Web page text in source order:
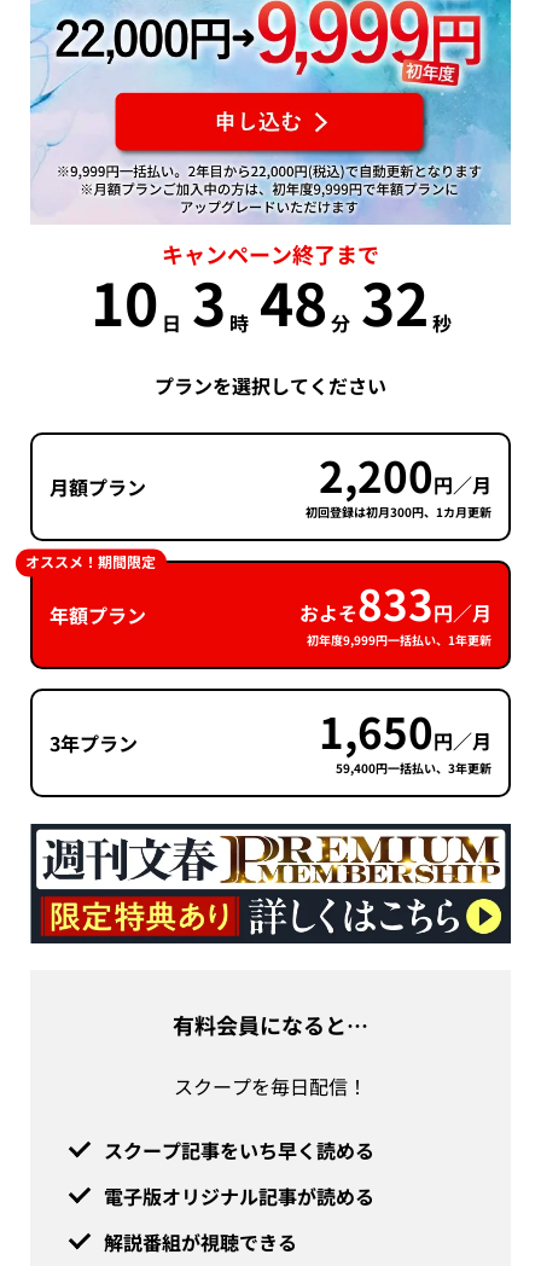
キャンペーン終了まで
10 日 3 時 48 分 32 秒
プランを選択してください
月額プラン 2,200円／月
初回登録は初月300円、1カ月更新
年額プラン およそ833円／月
初年度9,999円一括払い、1年更新
オススメ！期間限定
3年プラン 1,650円／月
59,400円一括払い、3年更新
有料会員になると…
スクープを毎日配信！
スクープ記事をいち早く読める
電子版オリジナル記事が読める
解説番組が視聴できる